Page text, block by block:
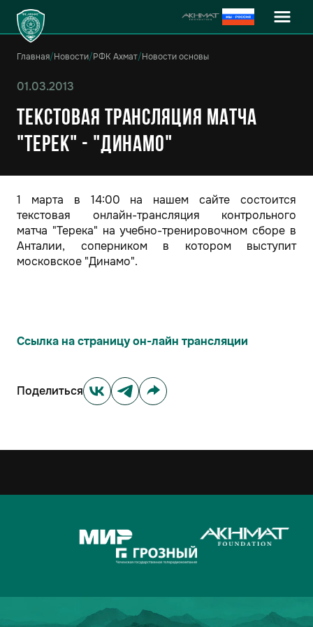
Главная/Новости/РФК Ахмат/Новости основы
01.03.2013
Текстовая трансляция матча
"Терек" - "Динамо"
1 марта в 14:00 на нашем сайте состоится
текстовая онлайн-трансляция контрольного
матча "Терека" на учебно-тренировочном сборе в
Анталии, соперником в котором выступит
московское "Динамо".
Ссылка на страницу он-лайн трансляции
Поделиться